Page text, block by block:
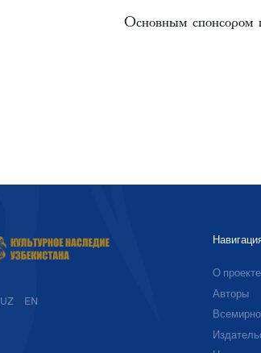
Основным спонсором
UZ EN
О проекте
Авторы